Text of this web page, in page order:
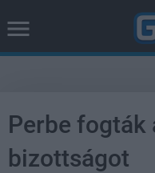
Perbe fogták
bizottságot